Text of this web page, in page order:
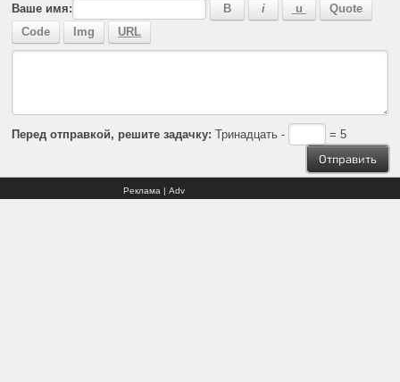
Ваше имя:
Перед отправкой, решите задачку: Тринадцать - = 5
Реклама | Adv